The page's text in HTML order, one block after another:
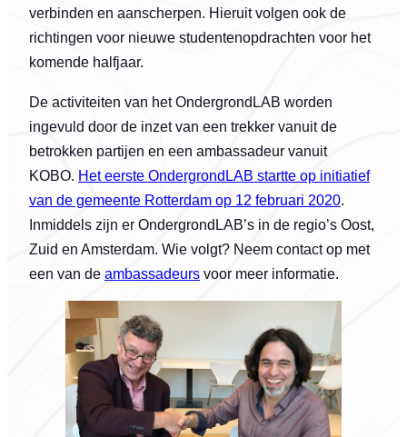
verbinden en aanscherpen. Hieruit volgen ook de
richtingen voor nieuwe studentenopdrachten voor het
komende halfjaar.
De activiteiten van het OndergrondLAB worden
ingevuld door de inzet van een trekker vanuit de
betrokken partijen en een ambassadeur vanuit
KOBO. Het eerste OndergrondLAB startte op initiatief
van de gemeente Rotterdam op 12 februari 2020.
Inmiddels zijn er OndergrondLAB’s in de regio’s Oost,
Zuid en Amsterdam. Wie volgt? Neem contact op met
een van de ambassadeurs voor meer informatie.